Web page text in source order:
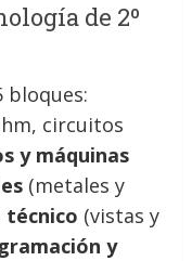
de 2º
bloques:
circuitos
y máquinas
(metales y
técnico (vistas y
y